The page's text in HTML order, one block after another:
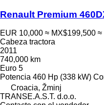
Renault Premium
EUR 10,000 ≈ MX$199,500 ≈
Cabeza tractora
2011
740,000 km
Euro 5
Potencia 460 Hp (338 kW)
Croacia, Žminj
TRANSE.A.S.T. d.o.o.